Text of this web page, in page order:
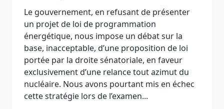
Le gouvernement, en refusant de présenter
un projet de loi de programmation
énergétique, nous impose un débat sur la
base, inacceptable, d’une proposition de loi
portée par la droite sénatoriale, en faveur
exclusivement d’une relance tout azimut du
nucléaire. Nous avons pourtant mis en échec
cette stratégie lors de l’examen...